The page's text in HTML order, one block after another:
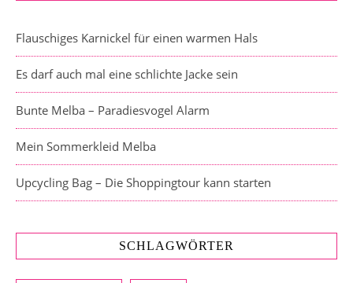
Flauschiges Karnickel für einen warmen Hals
Es darf auch mal eine schlichte Jacke sein
Bunte Melba – Paradiesvogel Alarm
Mein Sommerkleid Melba
Upcycling Bag – Die Shoppingtour kann starten
SCHLAGWÖRTER